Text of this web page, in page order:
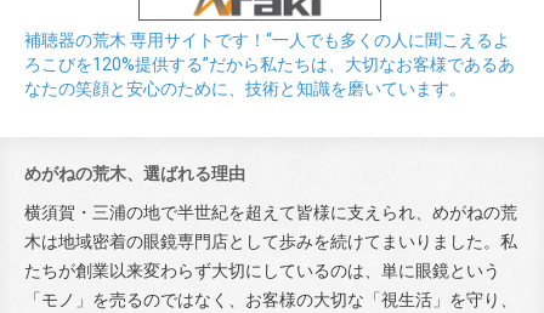
補聴器の荒木 専用サイトです！“一人でも多くの人に聞こえるよ
ろこびを120%提供する”だから私たちは、大切なお客様であるあ
なたの笑顔と安心のために、技術と知識を磨いています。
めがねの荒木、選ばれる理由
横須賀・三浦の地で半世紀を超えて皆様に支えられ、めがねの荒
木は地域密着の眼鏡専門店として歩みを続けてまいりました。私
たちが創業以来変わらず大切にしているのは、単に眼鏡という
「モノ」を売るのではなく、お客様の大切な「視生活」を守り、